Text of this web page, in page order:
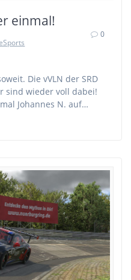
einmal!
0
Die vVLN der SRD
sind wieder voll dabei!
Johannes N. auf…